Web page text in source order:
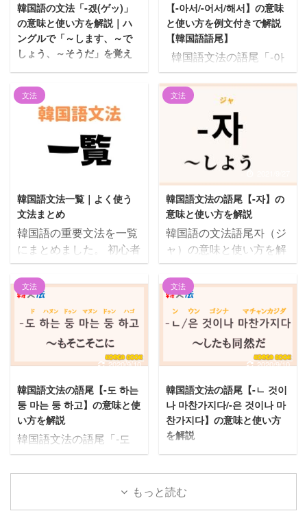
韓国語の文法「-겠(ゲッ)」
の意味と使い方を解説｜ハ
ングルで「～します、～で
しょう、～そうだ」を覚え
悩む人 韓国語の「겠」っ
てどういう意味なの？使
い方がわかるように教え
てほしい。 こんにちは、
じゅにょんです。 今回は
韓国語文法語尾の「겠」
ます。 日常会話でも非常
によく出てくるハングル
文字なので、例文も見な
がら使い方を理解しまし
ょう！ この記事の内容1
「겠」の意味は４つ1.1
意味1：意思や意図を表
す1.2 意味2：近い未来を
表す1.3 意味3：推測を表
す1.4 意味4：意味1～3以
外の意味2 「겠」を使っ
た例文2.1 지금 가면 낮에
도착하겠어요.2.2 언젠가
연락 오겠지. ...
【-아서/-어서/해서】の意味
と使い方を例文付きで解説
【韓国語語尾】
韓国語文法の語尾「-아
서/-어서/-해서」を解説し
ていきます！ 使い方がわ
かる例文も用意していま
す。 それでは一緒に見て
いきましょう！ この記事
の内容1 【-아서/-어서/-해
서】の意味と活用ルール
1.1 意味1.2 活用ルール2
【-아서/-어서/-해서】の
活用例3 【-아서/-어서/-해
서】の使い方がわかる例
文3.1 意味①の例文3.2 意
【-아서/-어서/-해서】の
意味と活用ルール 【-아
서/-어서/-해서】の意味と
活用ルールは下記の通
り。 意味 韓国語文法の
語尾「-아 ...
文法
韓国語文法一覧｜よく使う
文法まとめ
韓国語の重要文法を一覧
にまとめました。 初心者
向けに文法の基本をまと
めた下記もあわせてご参
考ください。 この記事の
内容1 韓国語の敬語1.1
ハムニダ体（韓国語の丁
寧語①）1.2 ヘヨ体（韓
国語の丁寧語②）2 過去
形3 否定形4 尊敬語5 韓
国語の動詞6 韓国語の形
容詞7 韓国語の助詞8 韓
国語の副詞9 韓国語の接
続詞10 韓国語の数詞11
国語の敬語 ハムニダ体
（韓国語の丁寧語①） ハ
文法
韓国語文法の語尾【-자】の
意味と使い方を解説
韓国語の文法語尾자（ジ
ャ）の意味と使い方を解
説します。 意味と使い方
が理解できるようによく
使う例文を用意しました
ので、あわせてご覧くだ
さい。 この記事の内容1
韓国語文法の語尾【-자】
の意味と使い方2 【-자】
を使った例文・フレーズ
2.1 １．사귀자（サグィ
ジャ）2.2 ２．밥 먹자
（パン モッチャ）2.3
ブ ハジャ）2.5 ５．빨
리 자자（パウリ チャジ
文法
2020/9/10
韓国語文法の語尾【-도 하는
둥 마는 둥 하고】の意味と使
い方を解説
韓国語文法の語尾「-도
하는 둥 마는 둥 하고」を
詳しく解説していきま
文法
2020/9/10
韓国語文法の語尾【-ㄴ 것이
나 마찬가지다/-은 것이나 마
찬가지다】の意味と使い方
を解説
韓国語文法の語尾「-ㄴ
것이나 마찬가지다/-은 것
이나 마찬가지다」を詳し
く解説していきます。
もっと読む